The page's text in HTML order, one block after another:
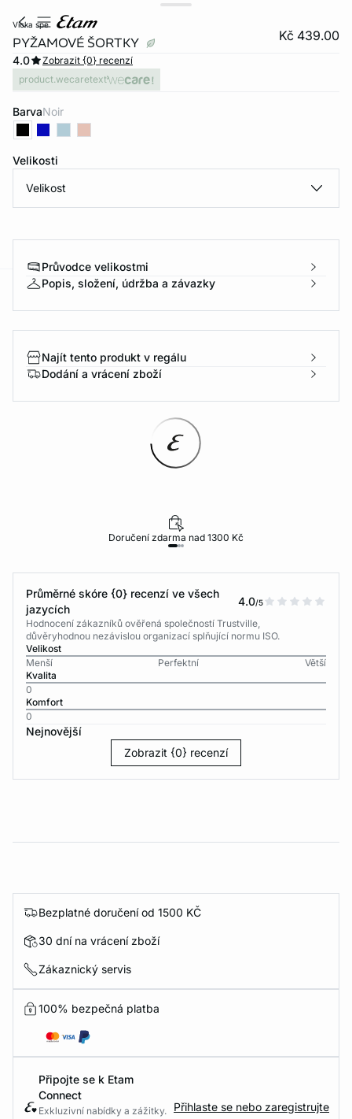
vicka spe
PYŽAMOVÉ ŠORTKY Kč 439.00
4.0
Zobrazit {0} recenzí
product.wecaretext
Barva noir
Velikosti
Velikost
Průvodce velikostmi
Popis, složení, údržba a závazky
Najít tento produkt v regálu
Dodání a vrácení zboží
Doručení zdarma nad 1300 Kč
Průměrné skóre {0} recenzí ve všech
jazycích
4.0/5
Hodnocení zákazníků ověřená společností Trustville,
důvěryhodnou nezávislou organizací splňující normu ISO.
Velikost
Menší
Perfektní
Větší
Kvalita
0
Komfort
0
Nejnovější
Zobrazit {0} recenzí
Bezplatné doručení od 1500 KČ
30 dní na vrácení zboží
Zákaznický servis
100% bezpečná platba
Připojte se k Etam
Connect
Exkluzivní nabídky a zážitky.
Přihlaste se nebo zaregistrujte